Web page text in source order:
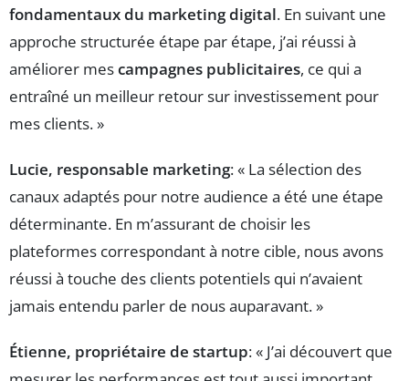
fondamentaux du marketing digital. En suivant une
approche structurée étape par étape, j’ai réussi à
améliorer mescampagnes publicitaires, ce qui a
entraîné un meilleur retour sur investissement pour
mes clients. »
Lucie, responsable marketing: « La sélection des
canaux adaptés pour notre audience a été une étape
déterminante. En m’assurant de choisir les
plateformes correspondant à notre cible, nous avons
réussi à touche des clients potentiels qui n’avaient
jamais entendu parler de nous auparavant. »
Étienne, propriétaire de startup: « J’ai découvert que